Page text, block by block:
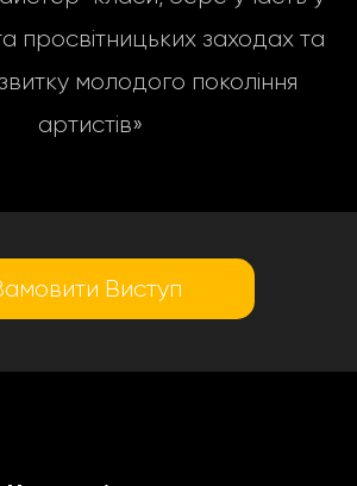
просвітницьких заходах та
молодого покоління
артистів»
Виступ